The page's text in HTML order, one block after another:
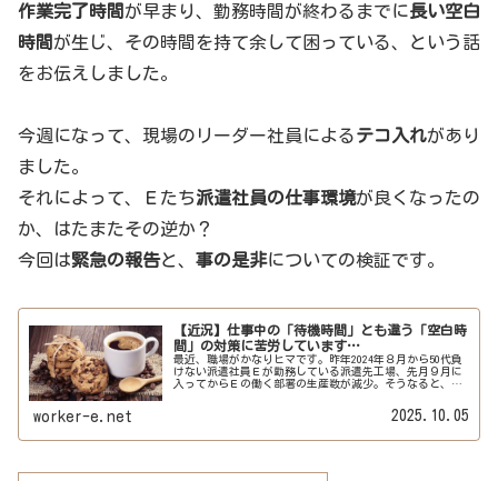
作業完了時間 が早まり、勤務時間が終わるまでに長い空白
時間 が生じ、その時間を持て余して困っている、という話
をお伝えしました。
今週になって、現場のリーダー社員によるテコ入れがあり
ました。
それによって、Ｅたち派遣社員の仕事環境が良くなったの
か、はたまたその逆か？
今回は緊急の報告と、 事の是非についての検証です。
【近況】仕事中の「待機時間」とも違う「空白時
間」の対策に苦労しています…
最近、職場がかなりヒマです。昨年2024年８月から50代負
けない派遣社員Ｅが勤務している派遣先工場、先月９月に
入ってからＥの働く部署の生産数が減少。そうなると、勤
worker-e.net 2025.10.05